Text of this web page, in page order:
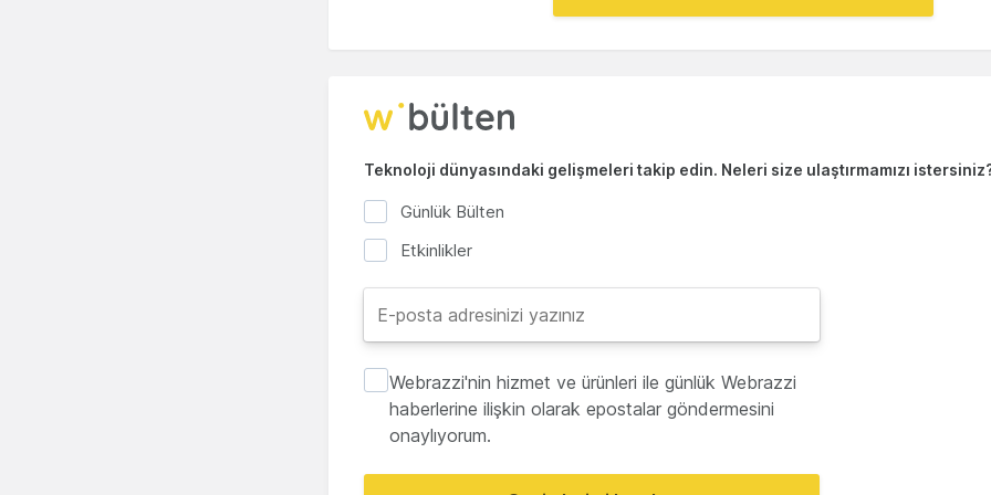
Teknoloji dünyasındaki gelişmeleri takip edin. Neleri size ulaştırmamızı
Günlük Bülten
Etkinlikler
Webrazzi'nin hizmet ve ürünleri ile günlük Webrazzi
haberlerine ilişkin olarak epostalar göndermesini
onaylıyorum.